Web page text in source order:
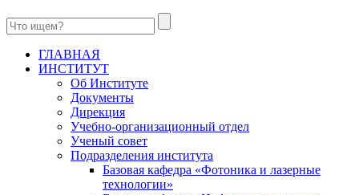
ГЛАВНАЯ
ИНСТИТУТ
Об Институте
Документы
Дирекция
Учебно-организационный отдел
Ученый совет
Подразделения института
Базовая кафедра «Фотоника и лазерные
технологии»